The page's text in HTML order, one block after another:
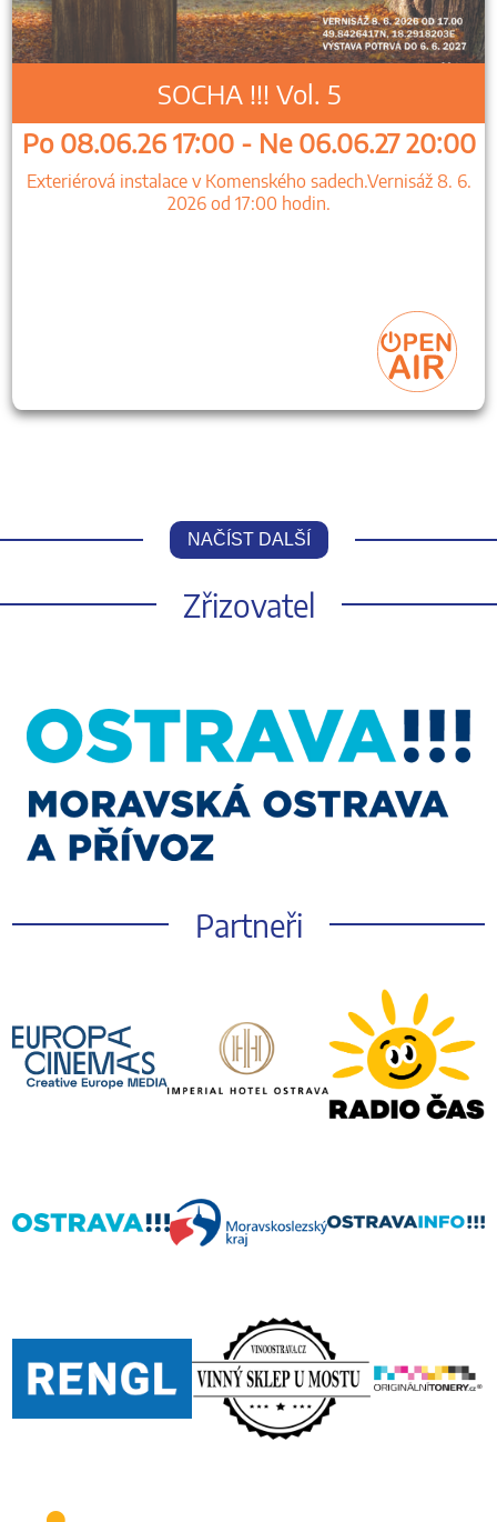
SOCHA !!! Vol. 5
Po 08.06.26 17:00 - Ne 06.06.27 20:00
Exteriérová instalace v Komenského sadech.Vernisáž 8. 6.
2026 od 17:00 hodin.
NAČÍST DALŠÍ
Zřizovatel
Partneři